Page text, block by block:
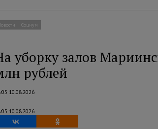
Социум
уборку залов
рублей
10.08.2026
10.08.2026